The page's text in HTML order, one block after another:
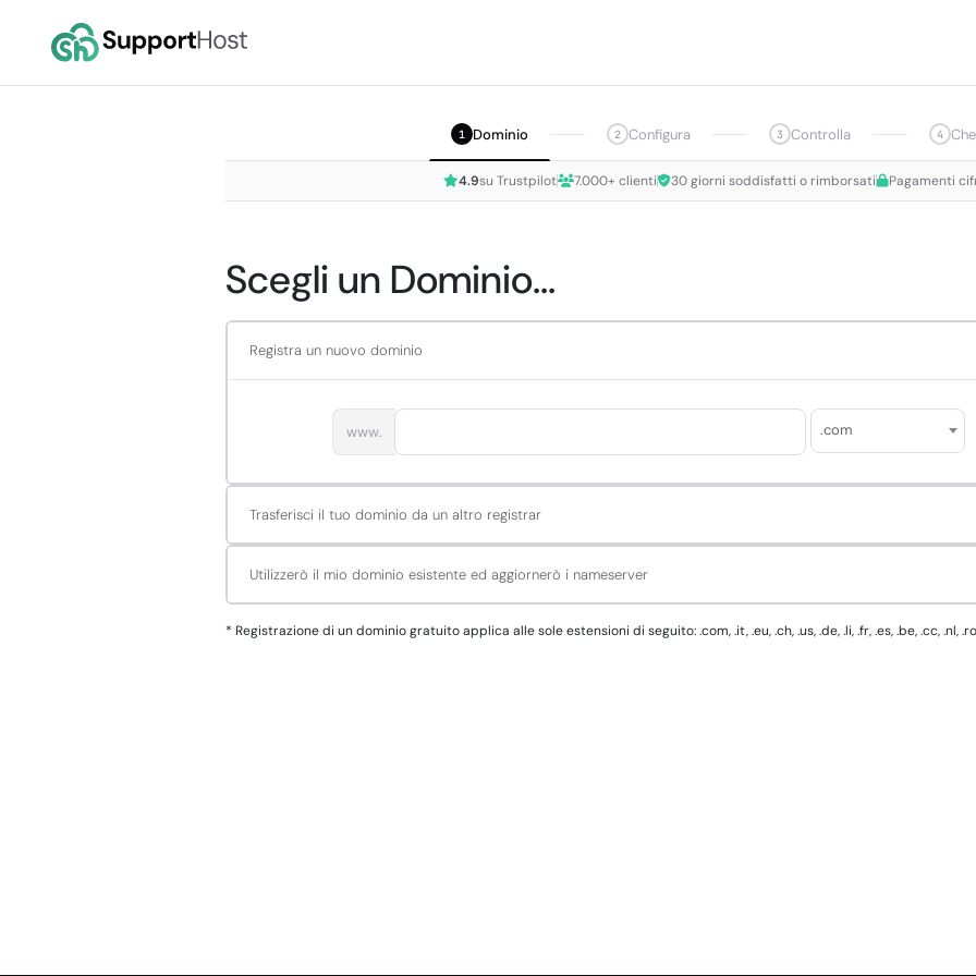
1 Dominio 2 Configura 3 Controlla 4
4.9su Trustpilot 7.000+ clienti 30 giorni soddisfatti o rimborsati Pagamenti
Scegli un Dominio...
Registra un nuovo dominio
www. .com
Trasferisci il tuo dominio da un altro registrar
Utilizzerò il mio dominio esistente ed aggiornerò i nameserver
* Registrazione di un dominio gratuito applica alle sole estensioni di seguito: .com, .it, .eu, .ch, .us, .de, .li, .fr, .es, .be, .cc, .nl, .ro